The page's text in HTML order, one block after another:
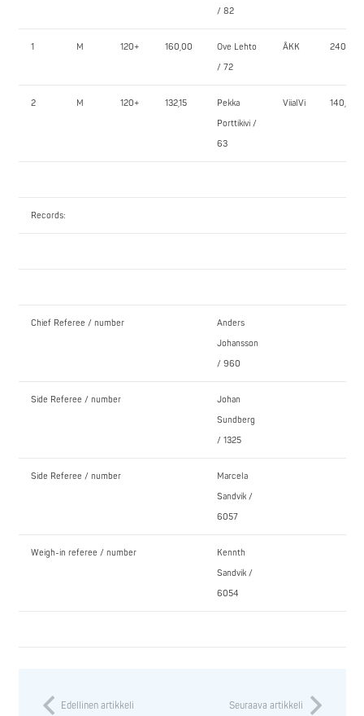
/ 82
1 M 120+ 160,00
Ove Lehto
/ 72
ÅKK 240,0
2 M 120+ 132,15
Pekka
Porttikivi /
63
ViialVi 140,0
Records:
Chief Referee / number
Anders
Johansson
/ 960
Side Referee / number
Johan
Sundberg
/ 1325
Side Referee / number
Marcela
Sandvik /
6057
Weigh-in referee / number
Kennth
Sandvik /
6054
Edellinen artikkeli Seuraava artikkeli